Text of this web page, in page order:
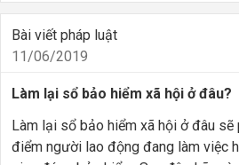
Bài viết pháp luật
11/06/2019
Làm lại sổ bảo hiểm xã hội ở đâu?
Làm lại sổ bảo hiểm xã hội ở đâu sẽ
điểm người lao động đang làm việc